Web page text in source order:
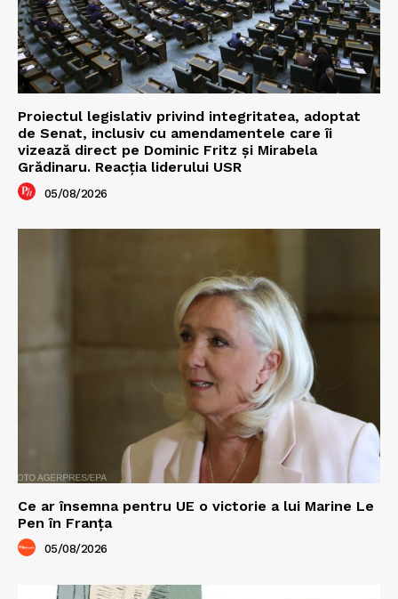
Proiectul legislativ privind integritatea, adoptat
de Senat, inclusiv cu amendamentele care îi
vizează direct pe Dominic Fritz și Mirabela
Grădinaru. Reacția liderului USR
05/08/2026
Ce ar însemna pentru UE o victorie a lui Marine Le
Pen în Franța
05/08/2026